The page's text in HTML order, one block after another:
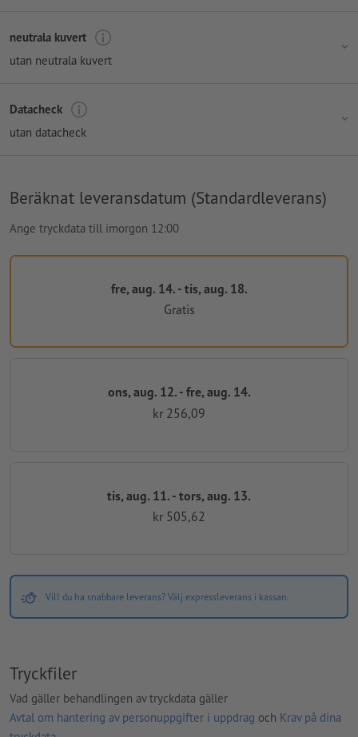
neutrala kuvert
utan neutrala kuvert
Datacheck
utan datacheck
Beräknat leveransdatum (Standardleverans)
Ange tryckdata till imorgon 12:00
fre, aug. 14. - tis, aug. 18.
Gratis
ons, aug. 12. - fre, aug. 14.
kr 256,09
tis, aug. 11. - tors, aug. 13.
kr 505,62
Vill du ha snabbare leverans? Välj expressleverans i kassan.
Tryckfiler
Vad gäller behandlingen av tryckdata gäller
Avtal om hantering av personuppgifter i uppdrag och Krav på dina